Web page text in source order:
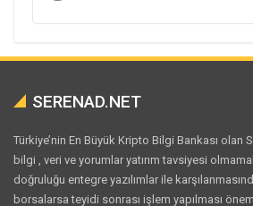
SERENAD.NET
Türkiye’nin En Büyük Kripto Bilgi Bankası olan
bilgi , veri ve yorumlar yatırım tavsiyesi
doğruluğu entegre yazılımlar ile
borsalarsa teyidi sonrası işlem yapılması